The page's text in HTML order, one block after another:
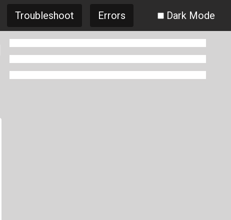
Troubleshoot Errors Dark Mode